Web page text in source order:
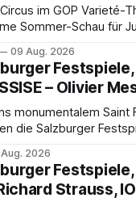
Sommer-Schau für Jung
zur neuen Show
Frau, wie es ist, wenn
09 Aug. 2026
Festspiele,
– Olivier
monumentalem Saint
die Salzburger
Maxime
eindrucksvoll, Philippe
2026
Festspiele,
Strauss,